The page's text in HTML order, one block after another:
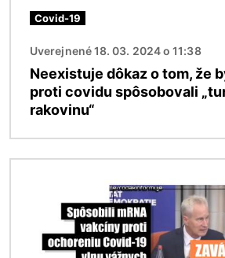
Covid-19
Uverejnené 18. 03. 2024 o 11:38
Neexistuje dôkaz o tom, že
proti covidu spôsobovali
rakovinu“